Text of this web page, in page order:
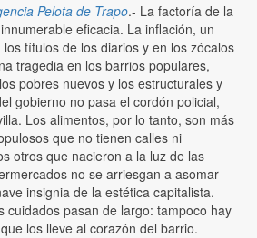
Pelota de Trapo.- La factoría de la
eficacia. La inflación, un
títulos de los diarios y en los zócalos
tragedia en los barrios populares,
pobres nuevos y los estructurales y
gobierno no pasa el cordón policial,
Los alimentos, por lo tanto, son más
que no tienen calles ni
otros que nacieron a la luz de las
no se arriesgan a asomar
insignia de la estética capitalista.
cuidados pasan de largo: tampoco hay
los lleve al corazón del barrio.